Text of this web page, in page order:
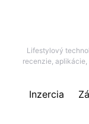
Lifestylový
recenzie, aplikácie,
Inzercia